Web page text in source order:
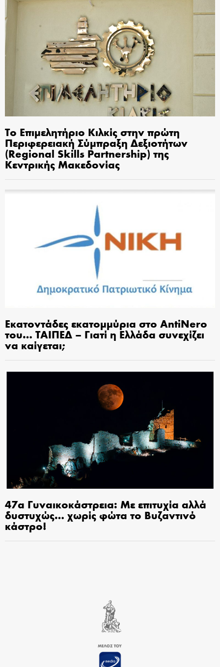
Το Επιμελητήριο Κιλκίς στην πρώτη
Περιφερειακή Σύμπραξη Δεξιοτήτων
(Regional Skills Partnership) της
Κεντρικής Μακεδονίας
Εκατοντάδες εκατομμύρια στο AntiNero
του… ΤΑΙΠΕΔ – Γιατί η Ελλάδα συνεχίζει
να καίγεται;
47α Γυναικοκάστρεια: Με επιτυχία αλλά
δυστυχώς… χωρίς φώτα το Βυζαντινό
κάστρο!